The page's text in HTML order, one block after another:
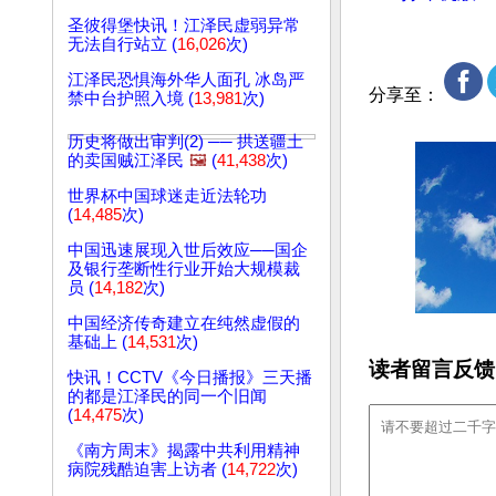
圣彼得堡快讯！江泽民虚弱异常
无法自行站立 (16,026次)
江泽民恐惧海外华人面孔 冰岛严
禁中台护照入境 (13,981次)
历史将做出审判(2) ── 拱送疆土
的卖国贼江泽民 🖼️ (41,438次)
世界杯中国球迷走近法轮功
(14,485次)
中国迅速展现入世后效应──国企
及银行垄断性行业开始大规模裁
员 (14,182次)
中国经济传奇建立在纯然虚假的
基础上 (14,531次)
快讯！CCTV《今日播报》三天播
的都是江泽民的同一个旧闻
(14,475次)
《南方周末》揭露中共利用精神
病院残酷迫害上访者 (14,722次)
分享至：
读者留言反